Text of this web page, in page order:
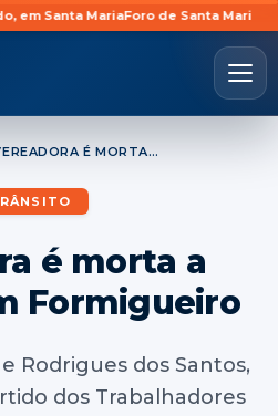
MariaForo de Santa Maria terá
VEREADORA É MORTA A FACADAS EM FORMIGUEIRO
é morta a
Formigueiro
Rodrigues dos Santos,
dos Trabalhadores